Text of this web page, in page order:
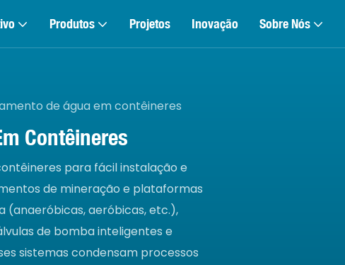
Produtos Projetos Inovação Sobre Nós
de água em contêineres
Contêineres
para fácil instalação e
de mineração e plataformas
(anaeróbicas, aeróbicas, etc.),
de bomba inteligentes e
sistemas condensam processos